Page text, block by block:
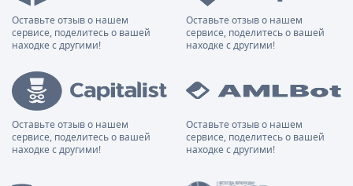
Оставьте отзыв о нашем
сервисе, поделитесь о вашей
находке с другими!
Оставьте отзыв о нашем
сервисе, поделитесь о вашей
находке с другими!
Оставьте отзыв о нашем
сервисе, поделитесь о вашей
находке с другими!
Оставьте отзыв о нашем
сервисе, поделитесь о вашей
находке с другими!